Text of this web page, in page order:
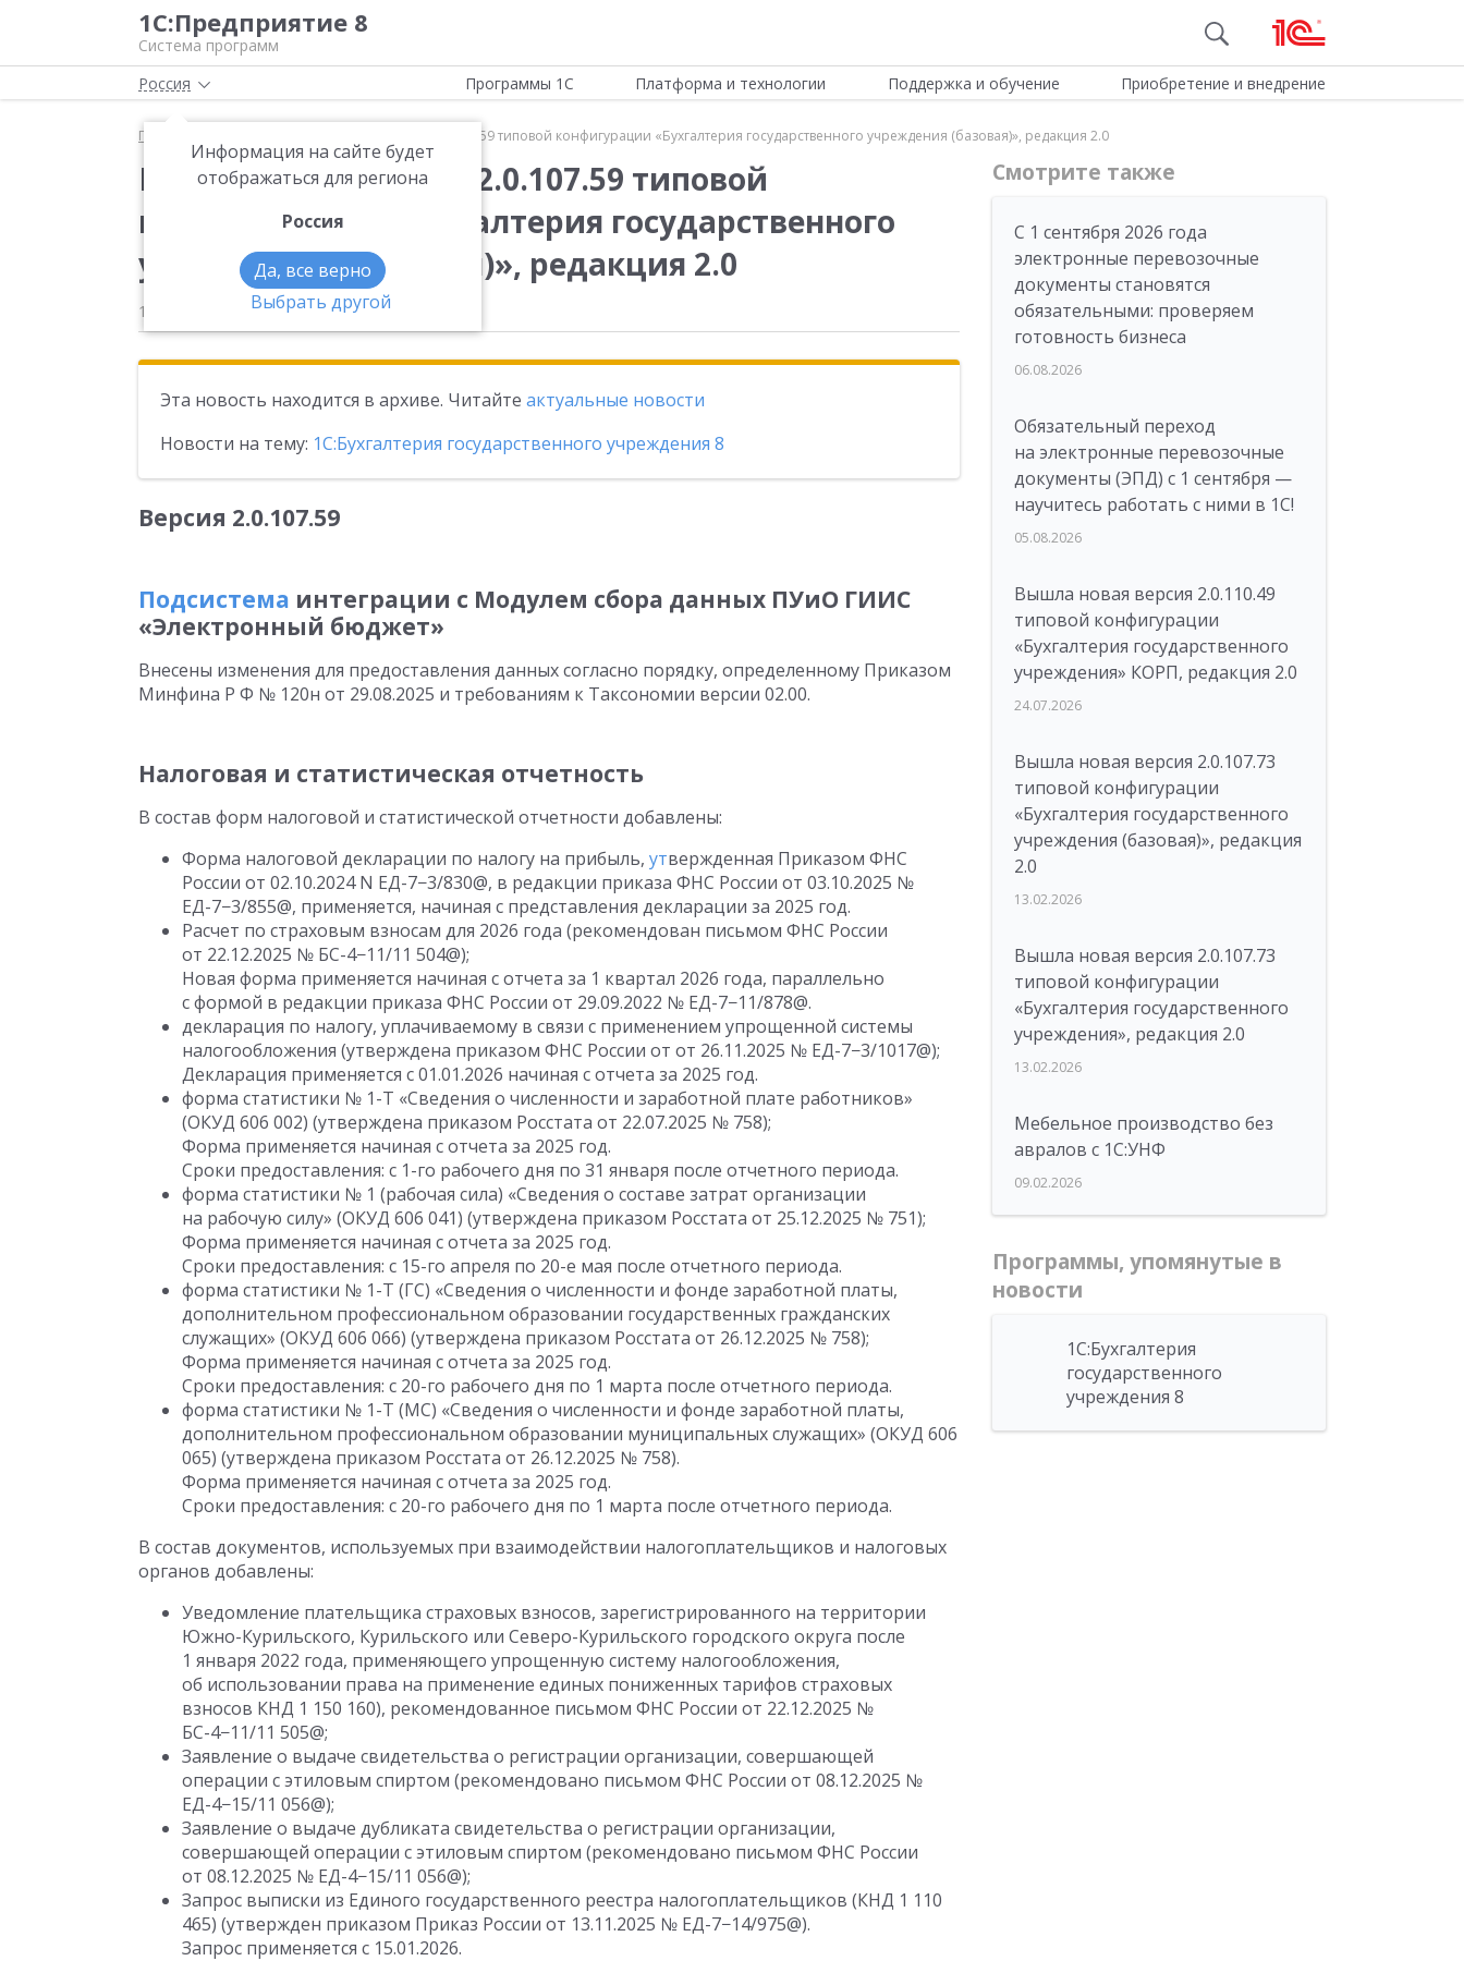
1С:Предприятие 8
Система программ
Россия
Информация на сайте будет
отображаться для региона
Россия
Да, все верно
Выбрать другой
Программы 1С Платформа и технологии Поддержка и обучение Приобретение и внедрение
Главная Вышла новая версия 2.0.107.59 типовой конфигурации «Бухгалтерия государственного учреждения (базовая)», редакция 2.0
Вышла новая версия 2.0.107.59 типовой
конфигурации «Бухгалтерия государственного
учреждения (базовая)», редакция 2.0
19.01.2026
Эта новость находится в архиве. Читайте актуальные новости
Новости на тему: 1С:Бухгалтерия государственного учреждения 8
Версия 2.0.107.59
Подсистема интеграции с Модулем сбора данных ПУиО ГИИС
«Электронный бюджет»
Внесены изменения для предоставления данных согласно порядку, определенному Приказом
Минфина Р Ф № 120н от 29.08.2025 и требованиям к Таксономии версии 02.00.
Налоговая и статистическая отчетность
В состав форм налоговой и статистической отчетности добавлены:
Форма налоговой декларации по налогу на прибыль, утвержденная Приказом ФНС
России от 02.10.2024N ЕД-7−3/830@, в редакции приказа ФНС России от 03.10.2025 №
ЕД-7−3/855@, применяется, начиная с представления декларации за 2025 год.
Расчет по страховым взносам для 2026 года (рекомендован письмом ФНС России
от 22.12.2025 № БС-4−11/11 504@);
Новая форма применяется начиная с отчета за 1 квартал 2026 года, параллельно
с формой в редакции приказа ФНС России от 29.09.2022 № ЕД-7−11/878@.
декларация по налогу, уплачиваемому в связи с применением упрощенной системы
налогообложения (утверждена приказом ФНС России от от 26.11.2025 № ЕД-7−3/1017@);
Декларация применяется с 01.01.2026 начиная с отчета за 2025 год.
форма статистики № 1-Т «Сведения о численности и заработной плате работников»
(ОКУД 606 002) (утверждена приказом Росстата от 22.07.2025 № 758);
Форма применяется начиная с отчета за 2025 год.
Сроки предоставления: с 1-го рабочего дня по 31 января после отчетного периода.
форма статистики № 1 (рабочая сила) «Сведения о составе затрат организации
на рабочую силу» (ОКУД 606 041) (утверждена приказом Росстата от 25.12.2025 № 751);
Форма применяется начиная с отчета за 2025 год.
Сроки предоставления: с 15-го апреля по 20-е мая после отчетного периода.
форма статистики № 1-Т (ГС) «Сведения о численности и фонде заработной платы,
дополнительном профессиональном образовании государственных гражданских
служащих» (ОКУД 606 066) (утверждена приказом Росстата от 26.12.2025 № 758);
Форма применяется начиная с отчета за 2025 год.
Сроки предоставления: с 20-го рабочего дня по 1 марта после отчетного периода.
форма статистики № 1-Т (МС) «Сведения о численности и фонде заработной платы,
дополнительном профессиональном образовании муниципальных служащих» (ОКУД 606
065) (утверждена приказом Росстата от 26.12.2025 № 758).
Форма применяется начиная с отчета за 2025 год.
Сроки предоставления: с 20-го рабочего дня по 1 марта после отчетного периода.
В состав документов, используемых при взаимодействии налогоплательщиков и налоговых
органов добавлены:
Уведомление плательщика страховых взносов, зарегистрированного на территории
Южно-Курильского, Курильского или Северо-Курильского городского округа после
1 января 2022 года, применяющего упрощенную систему налогообложения,
об использовании права на применение единых пониженных тарифов страховых
взносов КНД 1 150 160), рекомендованное письмом ФНС России от 22.12.2025 №
БС-4−11/11 505@;
Заявление о выдаче свидетельства о регистрации организации, совершающей
операции с этиловым спиртом (рекомендовано письмом ФНС России от 08.12.2025 №
ЕД-4−15/11 056@);
Заявление о выдаче дубликата свидетельства о регистрации организации,
совершающей операции с этиловым спиртом (рекомендовано письмом ФНС России
от 08.12.2025 № ЕД-4−15/11 056@);
Запрос выписки из Единого государственного реестра налогоплательщиков (КНД 1 110
465) (утвержден приказом Приказ России от 13.11.2025 № ЕД-7−14/975@).
Запрос применяется с 15.01.2026.
Смотрите также
С 1 сентября 2026 года
электронные перевозочные
документы становятся
обязательными: проверяем
готовность бизнеса
06.08.2026
Обязательный переход
на электронные перевозочные
документы (ЭПД) с 1 сентября —
научитесь работать с ними в 1С!
05.08.2026
Вышла новая версия 2.0.110.49
типовой конфигурации
«Бухгалтерия государственного
учреждения» КОРП, редакция 2.0
24.07.2026
Вышла новая версия 2.0.107.73
типовой конфигурации
«Бухгалтерия государственного
учреждения (базовая)», редакция
2.0
13.02.2026
Вышла новая версия 2.0.107.73
типовой конфигурации
«Бухгалтерия государственного
учреждения», редакция 2.0
13.02.2026
Мебельное производство без
авралов с 1С:УНФ
09.02.2026
Программы, упомянутые в
новости
1С:Бухгалтерия
государственного
учреждения 8